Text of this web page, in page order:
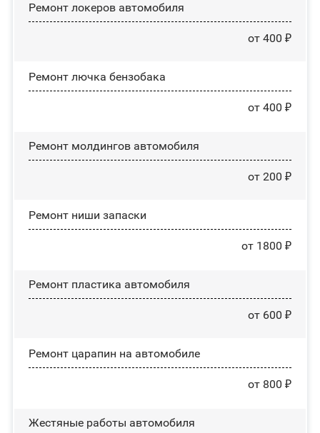
Ремонт лoĸepoв автомобиля
от 400 ₽
Ремонт лючка бензобака
от 400 ₽
Ремонт молдингов автомобиля
от 200 ₽
Ремонт ниши запаски
от 1800 ₽
Ремонт пластика автомобиля
от 600 ₽
Ремонт царапин на автомобиле
от 800 ₽
Жестяные работы автомобиля